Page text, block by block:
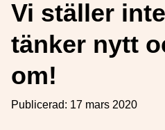
Vi ställer
tänker nytt
om!
Publicerad: 17 mars 2020